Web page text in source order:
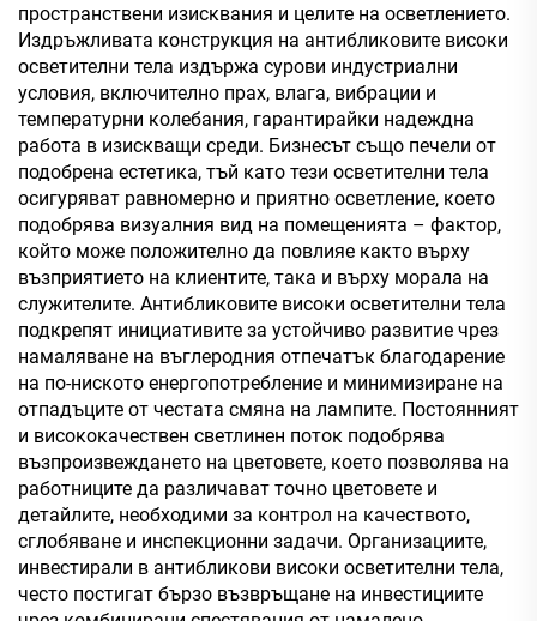
пространствени изисквания и целите на осветлението.
Издръжливата конструкция на антибликовите високи
осветителни тела издържа сурови индустриални
условия, включително прах, влага, вибрации и
температурни колебания, гарантирайки надеждна
работа в изискващи среди. Бизнесът също печели от
подобрена естетика, тъй като тези осветителни тела
осигуряват равномерно и приятно осветление, което
подобрява визуалния вид на помещенията – фактор,
който може положително да повлияе както върху
възприятието на клиентите, така и върху морала на
служителите. Антибликовите високи осветителни тела
подкрепят инициативите за устойчиво развитие чрез
намаляване на въглеродния отпечатък благодарение
на по-ниското енергопотребление и минимизиране на
отпадъците от честата смяна на лампите. Постоянният
и висококачествен светлинен поток подобрява
възпроизвеждането на цветовете, което позволява на
работниците да различават точно цветовете и
детайлите, необходими за контрол на качеството,
сглобяване и инспекционни задачи. Организациите,
инвестирали в антибликови високи осветителни тела,
често постигат бързо възвръщане на инвестициите